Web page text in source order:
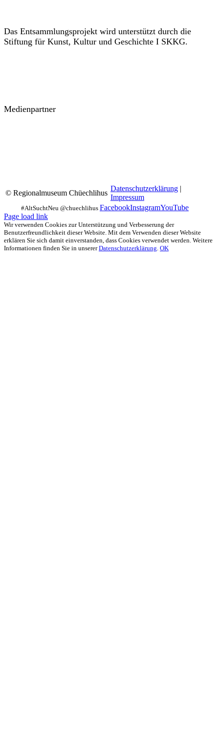
Das Entsammlungsprojekt wird unterstützt durch die
Stiftung für Kunst, Kultur und Geschichte I SKKG.
Medienpartner
© Regionalmuseum Chüechlihus
Datenschutzerklärung |
Impressum
FacebookInstagramYouTube
Page load link
Wir verwenden Cookies zur Unterstützung und Verbesserung der
Benutzerfreundlichkeit dieser Website. Mit dem Verwenden dieser Website
erklären Sie sich damit einverstanden, dass Cookies verwendet werden. Weitere
Informationen finden Sie in unsererDatenschutzerklärung OK